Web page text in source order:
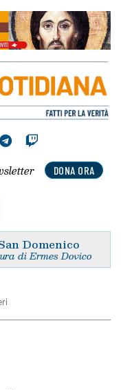
DONA ORA
Domenico
di Ermes Dovico